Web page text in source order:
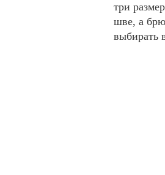
три
шве, а
выбирать